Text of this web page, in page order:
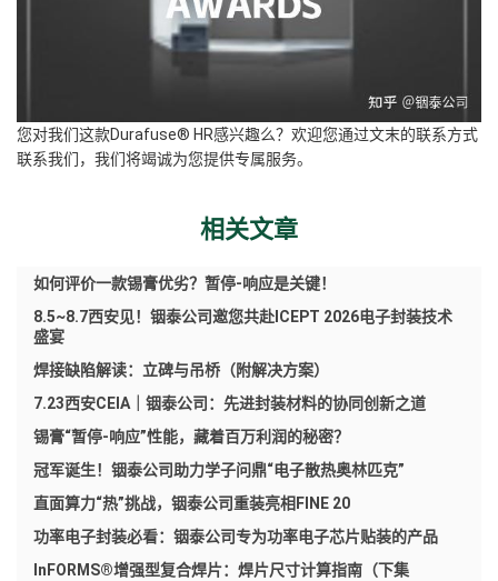
您对我们这款Durafuse® HR感兴趣么？欢迎您通过文末的联系方式
联系我们，我们将竭诚为您提供专属服务。
相关文章
如何评价一款锡膏优劣？暂停-响应是关键！
8.5~8.7西安见！铟泰公司邀您共赴ICEPT 2026电子封装技术
盛宴
焊接缺陷解读：立碑与吊桥（附解决方案）
7.23西安CEIA｜铟泰公司：先进封装材料的协同创新之道
锡膏“暂停-响应”性能，藏着百万利润的秘密？
冠军诞生！铟泰公司助力学子问鼎“电子散热奥林匹克”
直面算力“热”挑战，铟泰公司重装亮相FINE 20
功率电子封装必看：铟泰公司专为功率电子芯片贴装的产品
InFORMS®增强型复合焊片：焊片尺寸计算指南（下集